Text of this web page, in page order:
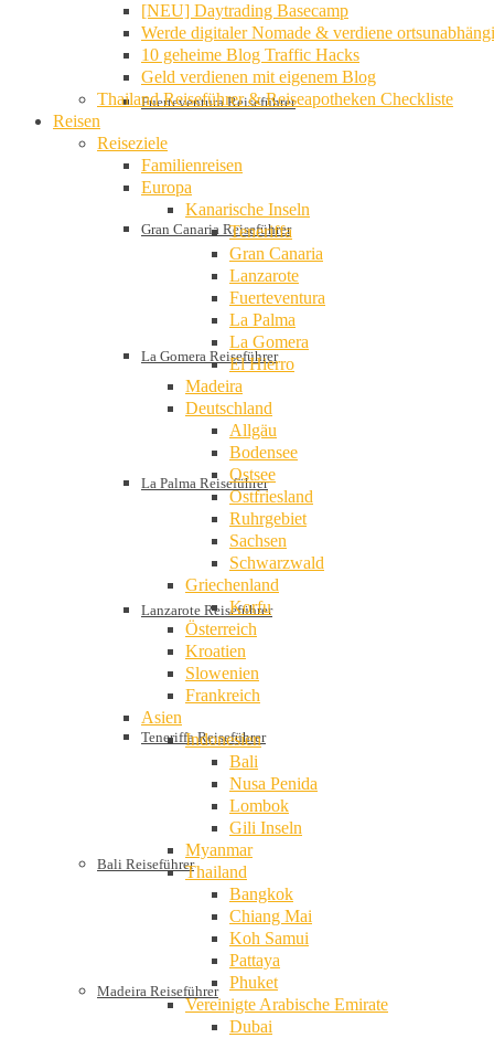
Fuerteventura Reiseführer
Gran Canaria Reiseführer
La Gomera Reiseführer
La Palma Reiseführer
Lanzarote Reiseführer
Teneriffa Reiseführer
Bali Reiseführer
Madeira Reiseführer
[NEU] Daytrading Basecamp
Werde digitaler Nomade & verdiene
10 geheime Blog Traffic Hacks
Geld verdienen mit eigenem Blog
Thailand Reiseführer & Reiseapotheken Checkliste
Reisen
Reiseziele
Familienreisen
Europa
Kanarische Inseln
Teneriffa
Gran Canaria
Lanzarote
Fuerteventura
La Palma
La Gomera
El Hierro
Madeira
Deutschland
Allgäu
Bodensee
Ostsee
Ostfriesland
Ruhrgebiet
Sachsen
Schwarzwald
Griechenland
Korfu
Österreich
Kroatien
Slowenien
Frankreich
Asien
Indonesien
Bali
Nusa Penida
Lombok
Gili Inseln
Myanmar
Thailand
Bangkok
Chiang Mai
Koh Samui
Pattaya
Phuket
Vereinigte Arabische Emirate
Dubai